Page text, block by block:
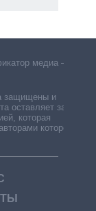
медиа –
защищены и
оставляет за
которая
которой